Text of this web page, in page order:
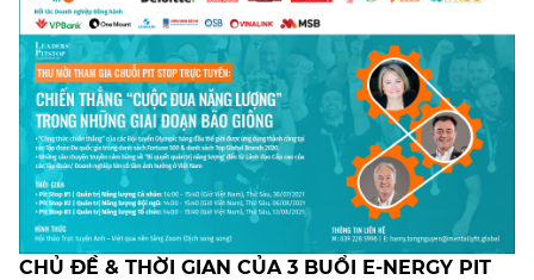
CHỦ ĐỀ & THỜI GIAN CỦA 3 BUỔI E-NERGY PIT